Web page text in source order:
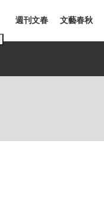
週刊文春 文藝春秋